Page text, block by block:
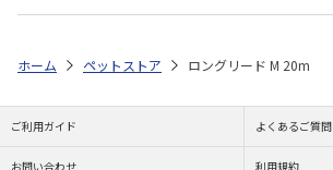
ホーム ペットストア ロングリード M 20m
ご利用ガイド よくあるご質問
お問い合わせ 利用規約